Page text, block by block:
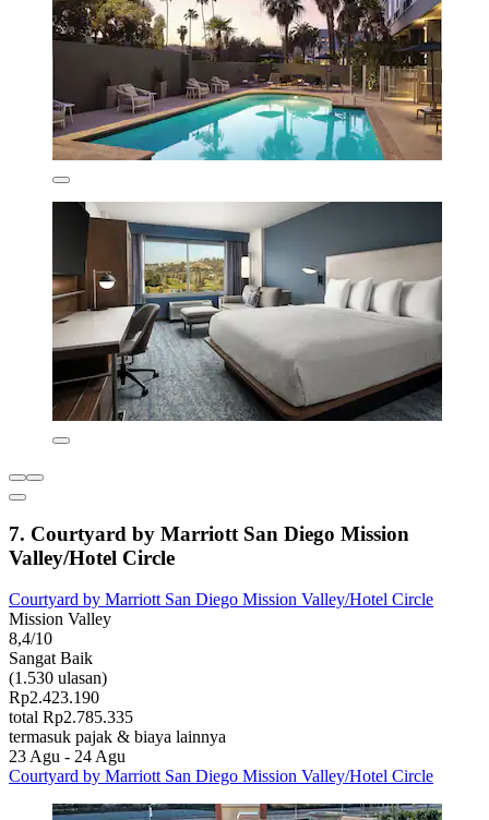
7. Courtyard by Marriott San Diego Mission
Valley/Hotel Circle
Courtyard by Marriott San Diego Mission Valley/Hotel Circle
Mission Valley
8,4/10
Sangat Baik
(1.530 ulasan)
Rp2.423.190
total Rp2.785.335
termasuk pajak & biaya lainnya
23 Agu - 24 Agu
Courtyard by Marriott San Diego Mission Valley/Hotel Circle